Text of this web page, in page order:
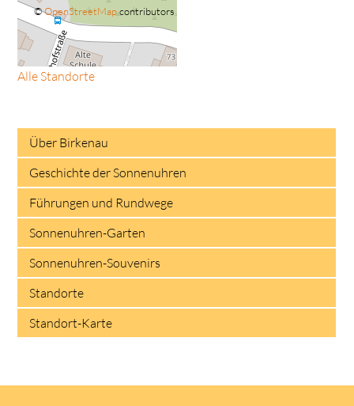
©OpenStreetMapcontributors
Alle Standorte
Über Birkenau
Geschichte der Sonnenuhren
Führungen und Rundwege
Sonnenuhren-Garten
Sonnenuhren-Souvenirs
Standorte
Standort-Karte